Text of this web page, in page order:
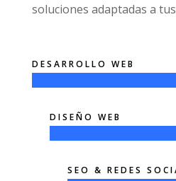
soluciones adaptadas a
DESARROLLO WEB
DISEÑO WEB
SEO & REDES